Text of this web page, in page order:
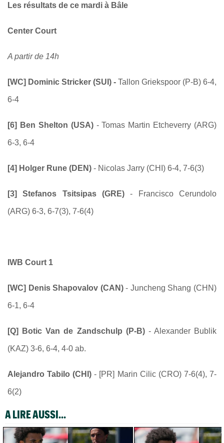
Les résultats de ce mardi à Bâle
Center Court
A partir de 14h
[WC] Dominic Stricker (SUI) - Tallon Griekspoor (P-B) 6-4,
6-4
[6] Ben Shelton (USA)- Tomas Martin Etcheverry (ARG)
6-3, 6-4
[4] Holger Rune (DEN) - Nicolas Jarry (CHI) 6-4, 7-6(3)
[3] Stefanos Tsitsipas (GRE)- Francisco Cerundolo
(ARG) 6-3, 6-7(3), 7-6(4)
IWB Court 1
[WC] Denis Shapovalov (CAN)- Juncheng Shang (CHN)
6-1, 6-4
[Q] Botic Van de Zandschulp (P-B)- Alexander Bublik
(KAZ) 3-6, 6-4, 4-0 ab.
Alejandro Tabilo (CHI)- [PR] Marin Cilic (CRO) 7-6(4), 7-
6(2)
A LIRE AUSSI...